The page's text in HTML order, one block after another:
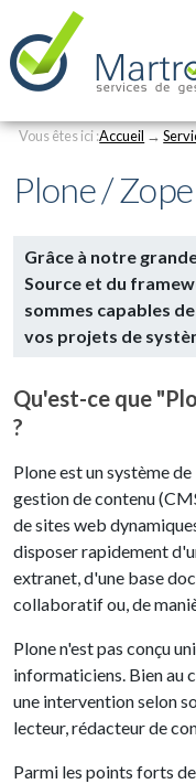
Personal
tools
contenu.
|
Aller
la
Navigation
Vous êtes ici :Accueil →
Plone /
Grâce à notre
Source et du
sommes capables
vos projets de
Qu'est-ce que
?
Plone est un système de
gestion de contenu
de sites web
disposer rapidement
extranet, d'une base
collaboratif ou, de
Plone n'est pas conçu
informaticiens. Bien au
une intervention selon
lecteur, rédacteur de
Parmi les points forts